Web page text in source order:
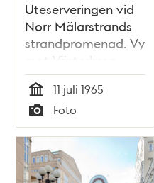
Uteserveringen vid
Norr Mälarstrands
strandpromenad. Vy
mot Västerbron
Tid
11 juli 1965
Typ
Foto